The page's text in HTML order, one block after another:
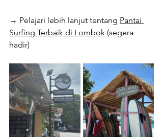
→ Pelajari lebih lanjut tentang Pantai
Surfing Terbaik di Lombok (segera
hadir)